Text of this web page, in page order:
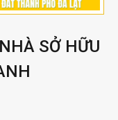
SỞ HỮU